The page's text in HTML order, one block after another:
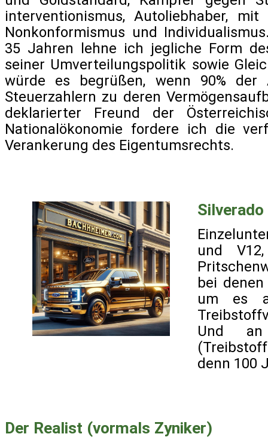
interventionismus, Autoliebhaber,
Nonkonformismus und
35 Jahren lehne ich jegliche Form
seiner Umverteilungspolitik sowie
würde es begrüßen, wenn 90% der
Steuerzahlern zu deren
deklarierter Freund der
Nationalökonomie fordere ich die
Verankerung des Eigentumsrechts.
Silverado
und
bei
um es
Und
denn 100
Der Realist (vormals Zyniker)